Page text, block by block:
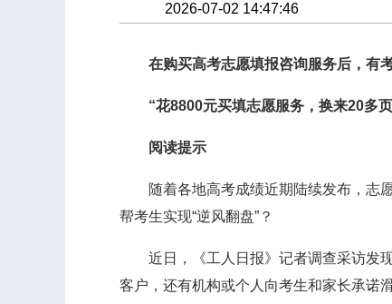
2026-07-02 14:47:46
在购买高考志愿填报咨询服务后，有
“花8800元买填志愿服务，换来20多
阅读提示
随着各地高考成绩近期陆续发布，志愿
帮考生实现“逆风翻盘”？
近日，《工人日报》记者调查采访发现
客户，还有机构或个人向考生和家长承诺